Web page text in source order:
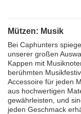
Mützen: Musik
Bei Caphunters
unserer großen
Kappen mit
berühmten
Accessoire für jeden
aus hochwertigen
gewährleisten, und
jeden Geschmack